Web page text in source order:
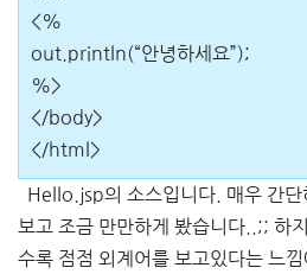
<%
out.println(“안녕하세요”);
%>
</body>
</html>
Hello.jsp의 소스입니다. 매우 간단
보고 조금 만만하게 봤습니다..;; 하
수록 점점 외계어를 보고있다는 느